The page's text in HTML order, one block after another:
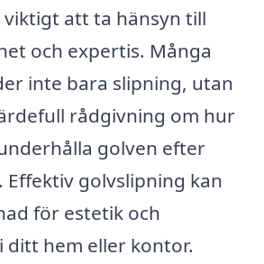
att ta hänsyn till
och expertis. Många
inte bara slipning, utan
rådgivning om hur
golven efter
golvslipning kan
för estetik och
hem eller kontor.